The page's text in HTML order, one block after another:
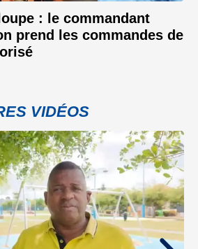
: le commandant
prend les commandes de
VIDÉOS